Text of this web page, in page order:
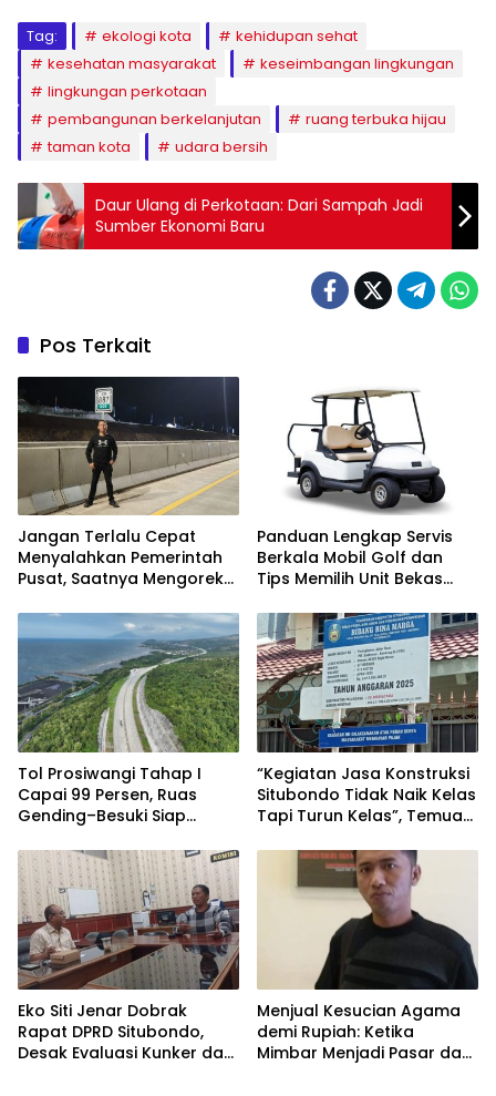
Tag: ekologi kota
kehidupan sehat
kesehatan masyarakat
keseimbangan lingkungan
lingkungan perkotaan
pembangunan berkelanjutan
ruang terbuka hijau
taman kota
udara bersih
Daur Ulang di Perkotaan: Dari Sampah Jadi
Sumber Ekonomi Baru
Pos Terkait
Jangan Terlalu Cepat
Menyalahkan Pemerintah
Pusat, Saatnya Mengoreksi
Kabupaten Situbondo.
Panduan Lengkap Servis
Berkala Mobil Golf dan
Tips Memilih Unit Bekas
Tol Prosiwangi Tahap I
Capai 99 Persen, Ruas
Gending–Besuki Siap
Pertengahan 2026
“Kegiatan Jasa Konstruksi
Situbondo Tidak Naik Kelas
Tapi Turun Kelas”, Temuan
Eko Siti Jenar Dobrak
Rapat DPRD Situbondo,
Desak Evaluasi Kunker dan
Menjual Kesucian Agama
demi Rupiah: Ketika
Mimbar Menjadi Pasar dan